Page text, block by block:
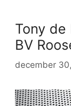
Tony
BV
december